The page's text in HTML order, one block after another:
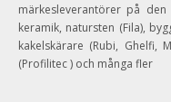
märkesleverantörer på
keramik, natursten (Fila),
kakelskärare (Rubi, Ghelfi,
(Profilitec ) och många fler